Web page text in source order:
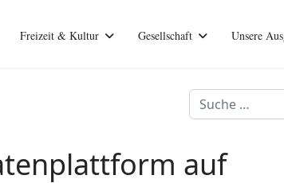
Freizeit & Kultur Gesellschaft Unsere
Suchen
auf